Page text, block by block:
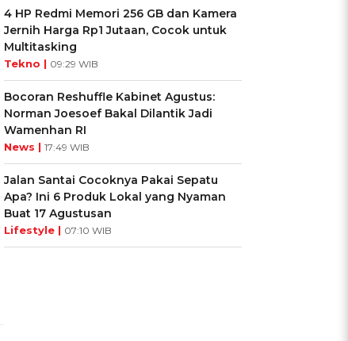
4 HP Redmi Memori 256 GB dan Kamera
Jernih Harga Rp1 Jutaan, Cocok untuk
Multitasking
Tekno | 09:29 WIB
Bocoran Reshuffle Kabinet Agustus:
Norman Joesoef Bakal Dilantik Jadi
Wamenhan RI
News | 17:49 WIB
Jalan Santai Cocoknya Pakai Sepatu
Apa? Ini 6 Produk Lokal yang Nyaman
Buat 17 Agustusan
Lifestyle | 07:10 WIB